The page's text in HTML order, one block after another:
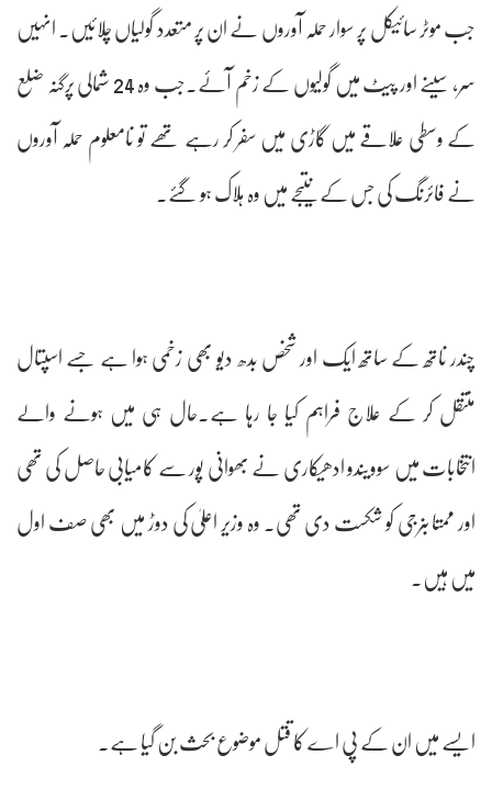
جب موٹر سائیکل پر سوار حملہ آوروں نے ان پر متعدد گولیاں چلائیں۔ انہیں
سر، سینے اور پیٹ میں گولیوں کے زخم آئے۔جب وہ 24 شمالی پرگنہ ضلع
کے وسطی علاقے میں گاڑی میں سفر کر رہے تھے تو نامعلوم حملہ آوروں
نے فائرنگ کی جس کے نتیجے میں وہ ہلاک ہو گئے۔
چندر ناتھ کے ساتھ ایک اور شخص بدھ دیو بھی زخمی ہوا ہے جسے اسپتال
منتقل کر کے علاج فراہم کیا جا رہا ہے۔حال ہی میں ہونے والے
انتخابات میں سوویندو ادھیکاری نے بھوانی پور سے کامیابی حاصل کی تھی
اور ممتا بنرجی کو شکست دی تھی۔ وہ وزیر اعلیٰ کی دوڑ میں بھی صف اول
میں ہیں۔
ایسے میں ان کے پی اے کا قتل موضوع بحث بن گیا ہے۔